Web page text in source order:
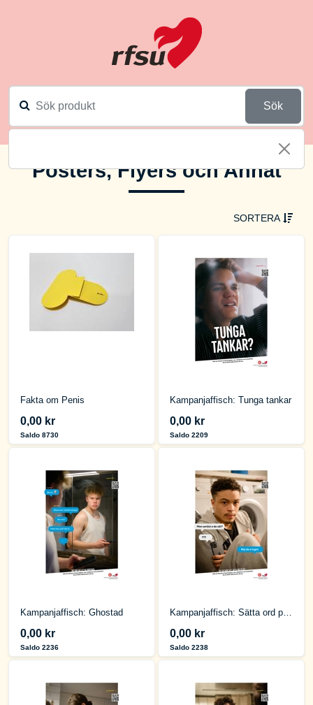
Sök
Posters, Flyers och Annat
SORTERA
Fakta om Penis
0,00 kr
Saldo 8730
Kampanjaffisch: Tunga tankar
0,00 kr
Saldo 2209
Kampanjaffisch: Ghostad
0,00 kr
Saldo 2236
Kampanjaffisch: Sätta ord på det
0,00 kr
Saldo 2238